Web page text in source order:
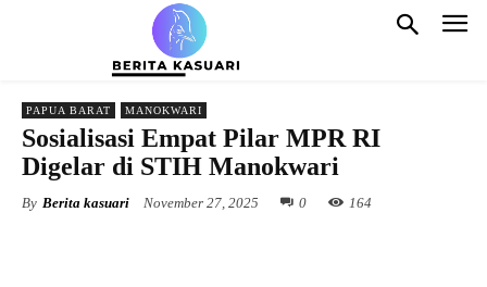
PAPUA BARAT MANOKWARI
Sosialisasi Empat Pilar MPR RI
Digelar di STIH Manokwari
By Berita kasuari November 27, 2025 0 164